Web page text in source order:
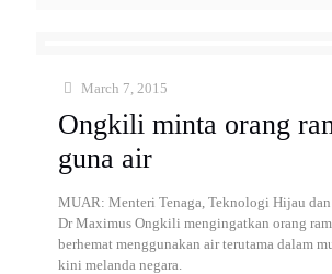
March 7, 2015
Ongkili minta orang
guna air
MUAR: Menteri Tenaga, Teknologi Hijau dan
Dr Maximus Ongkili mengingatkan orang
berhemat menggunakan air terutama dalam
kini melanda negara.